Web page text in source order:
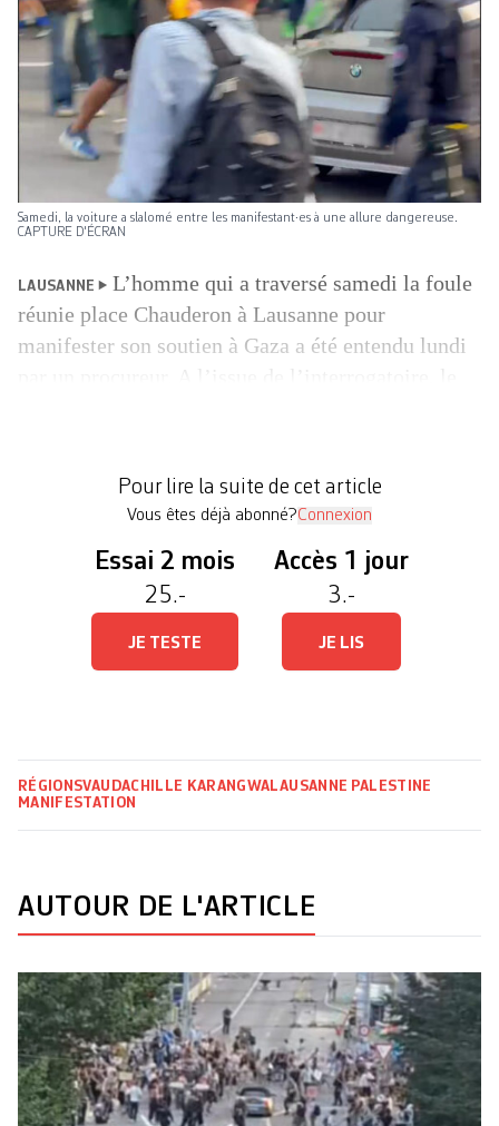
Samedi, la voiture a slalomé entre les manifestant·es à une allure dangereuse.
CAPTURE D'ÉCRAN
LAUSANNE
L’homme qui a traversé samedi la foule
réunie place Chauderon à Lausanne pour
manifester son soutien à Gaza a été entendu lundi
Pour lire la suite de cet article
Vous êtes déjà abonné?Connexion
Essai 2 mois
25.-
JE TESTE
Accès 1 jour
3.-
JE LIS
RÉGIONSVAUDACHILLE KARANGWA LAUSANNE PALESTINE
MANIFESTATION
AUTOUR DE L'ARTICLE